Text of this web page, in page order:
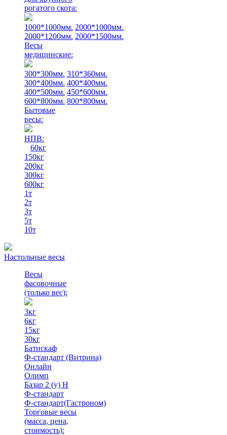
рогатого скота:
1000*1000мм. 2000*1000мм.
2000*1200мм. 2000*1500мм.
Весы
медицинские:
300*300мм. 310*360мм.
300*400мм. 400*400мм.
400*500мм. 450*600мм.
600*800мм. 800*800мм.
Бытовые
весы:
НПВ:
60кг
150кг
200кг
300кг
600кг
1т
2т
3т
5т
10т
Настольные весы
Весы
фасовочные
(только вес):
3кг
6кг
15кг
30кг
Батискаф
Ф-стандарт (Витрина)
Онлайн
Олимп
Базар 2 (у) Н
Ф-стандарт
Ф-стандарт(Гастроном)
Торговые весы
(масса, цена,
стоимость):